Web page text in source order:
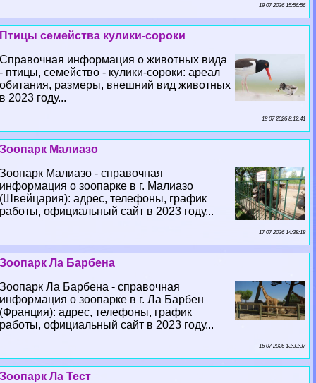
19 07 2026 15:56:56
Птицы семейства кулики-сороки
Справочная информация о животных вида
- птицы, семейство - кулики-сороки: ареал
обитания, размеры, внешний вид животных
в 2023 году...
18 07 2026 8:12:41
Зоопарк Малиазо
Зоопарк Малиазо - справочная
информация о зоопарке в г. Малиазо
(Швейцария): адрес, телефоны, график
работы, официальный сайт в 2023 году...
17 07 2026 14:38:18
Зоопарк Ла Барбена
Зоопарк Ла Барбена - справочная
информация о зоопарке в г. Ла Барбен
(Франция): адрес, телефоны, график
работы, официальный сайт в 2023 году...
16 07 2026 13:33:37
Зоопарк Ла Тест